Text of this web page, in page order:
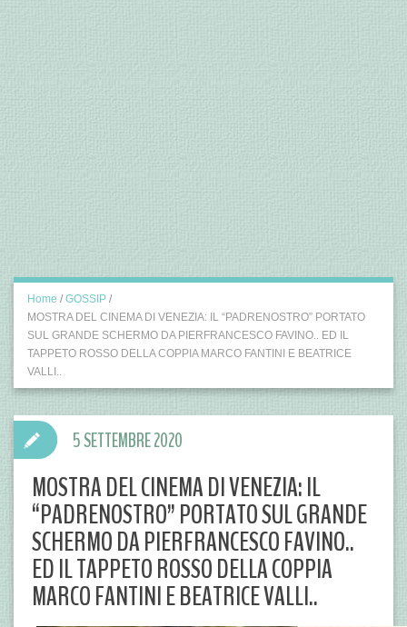
Home / GOSSIP /
MOSTRA DEL CINEMA DI VENEZIA: IL “PADRENOSTRO” PORTATO
SUL GRANDE SCHERMO DA PIERFRANCESCO FAVINO.. ED IL
TAPPETO ROSSO DELLA COPPIA MARCO FANTINI E BEATRICE
VALLI..
MOSTRA DEL CINEMA DI VENEZIA: IL
“PADRENOSTRO” PORTATO SUL GRANDE
SCHERMO DA PIERFRANCESCO FAVINO..
ED IL TAPPETO ROSSO DELLA COPPIA
MARCO FANTINI E BEATRICE VALLI..
5 SETTEMBRE 2020